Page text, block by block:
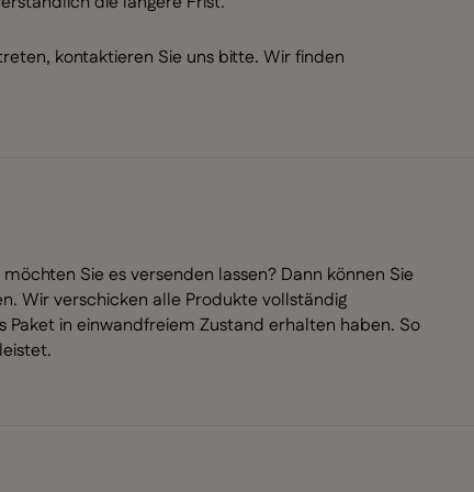
kontaktieren Sie uns bitte. Wir finden
Sie es versenden lassen? Dann können Sie
Wir verschicken alle Produkte vollständig
in einwandfreiem Zustand erhalten haben. So